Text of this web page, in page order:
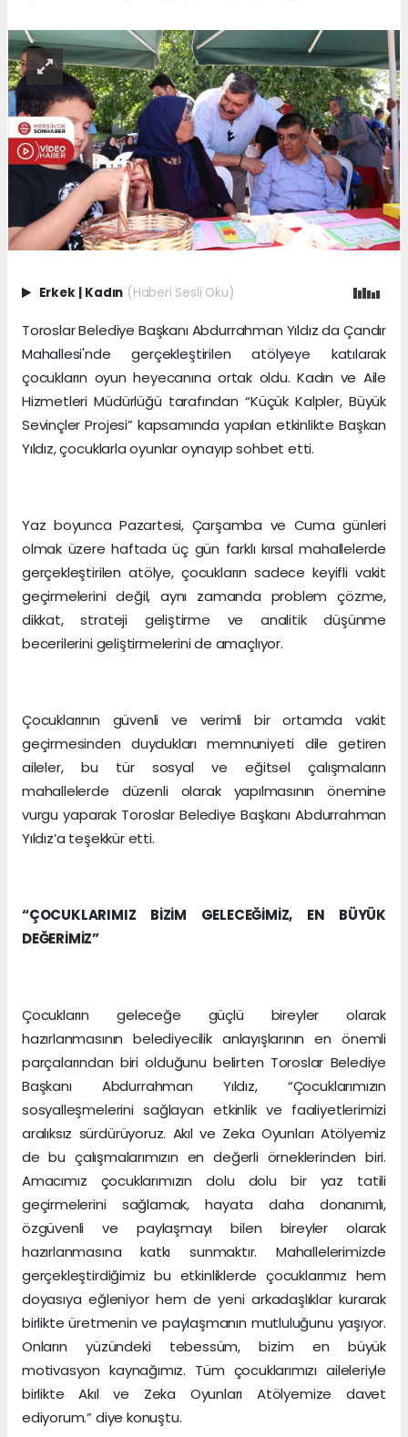
Erkek | Kadın (Haberi Sesli Oku)
Toroslar Belediye Başkanı Abdurrahman Yıldız da Çandır
Mahallesi'nde gerçekleştirilen atölyeye katılarak
çocukların oyun heyecanına ortak oldu. Kadın ve Aile
Hizmetleri Müdürlüğü tarafından “Küçük Kalpler, Büyük
Sevinçler Projesi” kapsamında yapılan etkinlikte Başkan
Yıldız, çocuklarla oyunlar oynayıp sohbet etti.
Yaz boyunca Pazartesi, Çarşamba ve Cuma günleri
olmak üzere haftada üç gün farklı kırsal mahallelerde
gerçekleştirilen atölye, çocukların sadece keyifli vakit
geçirmelerini değil, aynı zamanda problem çözme,
dikkat, strateji geliştirme ve analitik düşünme
becerilerini geliştirmelerini de amaçlıyor.
Çocuklarının güvenli ve verimli bir ortamda vakit
geçirmesinden duydukları memnuniyeti dile getiren
aileler, bu tür sosyal ve eğitsel çalışmaların
mahallelerde düzenli olarak yapılmasının önemine
vurgu yaparak Toroslar Belediye Başkanı Abdurrahman
Yıldız’a teşekkür etti.
“ÇOCUKLARIMIZ BİZİM GELECEĞİMİZ, EN BÜYÜK
DEĞERİMİZ”
Çocukların geleceğe güçlü bireyler olarak
hazırlanmasının belediyecilik anlayışlarının en önemli
parçalarından biri olduğunu belirten Toroslar Belediye
Başkanı Abdurrahman Yıldız, “Çocuklarımızın
sosyalleşmelerini sağlayan etkinlik ve faaliyetlerimizi
aralıksız sürdürüyoruz. Akıl ve Zeka Oyunları Atölyemiz
de bu çalışmalarımızın en değerli örneklerinden biri.
Amacımız çocuklarımızın dolu dolu bir yaz tatili
geçirmelerini sağlamak, hayata daha donanımlı,
özgüvenli ve paylaşmayı bilen bireyler olarak
hazırlanmasına katkı sunmaktır. Mahallelerimizde
gerçekleştirdiğimiz bu etkinliklerde çocuklarımız hem
doyasıya eğleniyor hem de yeni arkadaşlıklar kurarak
birlikte üretmenin ve paylaşmanın mutluluğunu yaşıyor.
Onların yüzündeki tebessüm, bizim en büyük
motivasyon kaynağımız. Tüm çocuklarımızı aileleriyle
birlikte Akıl ve Zeka Oyunları Atölyemize davet
ediyorum.” diye konuştu.